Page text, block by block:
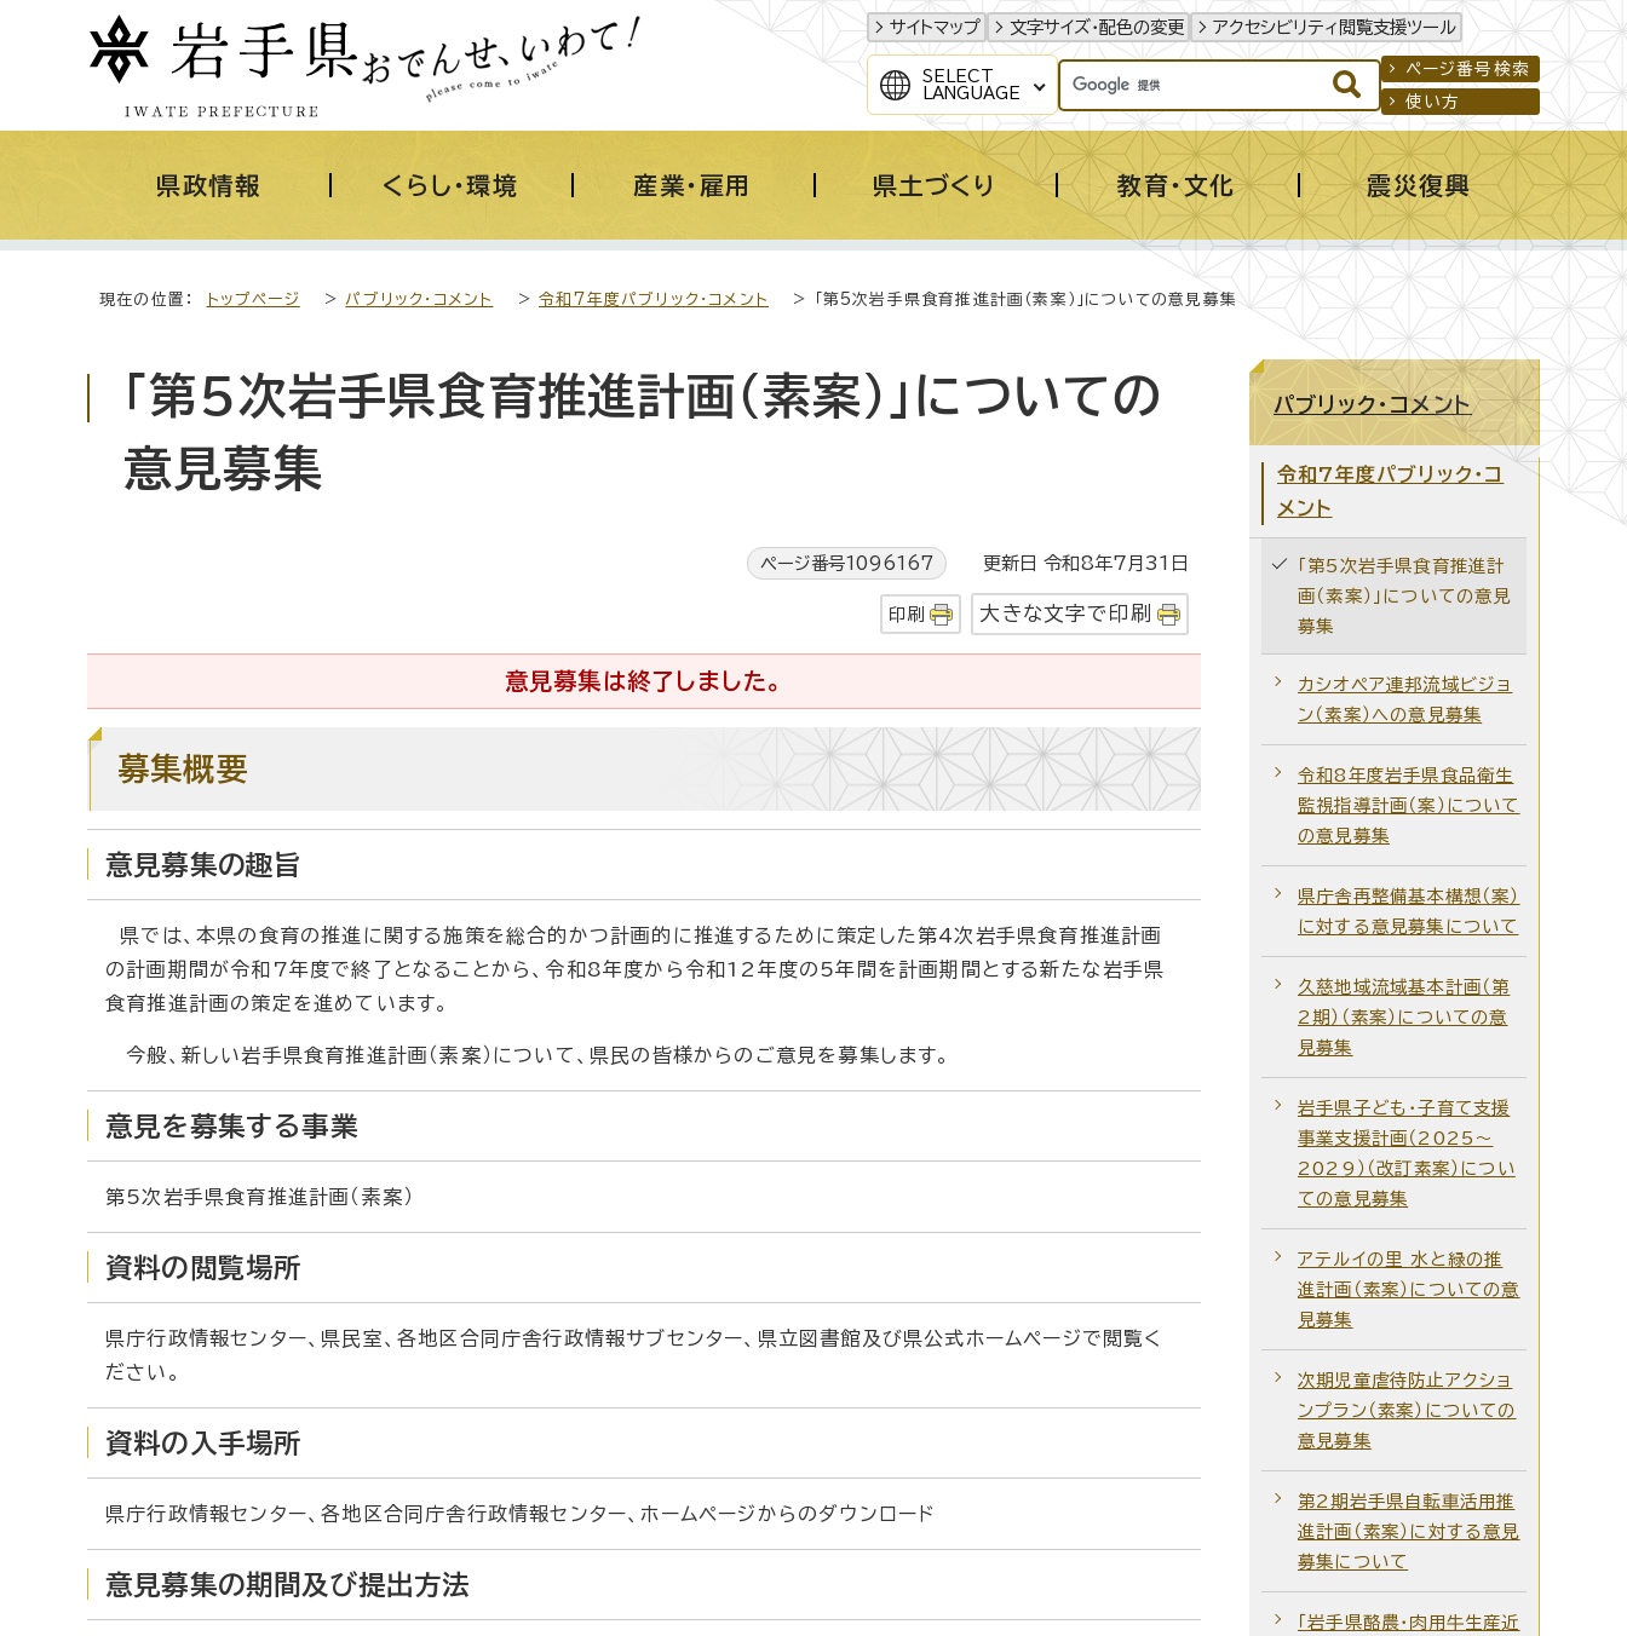
サイトマップ 文字サイズ・配色の変更 アクセシビリティ閲覧支援ツール
SELECT
LANGUAGE
ページ番号検索
使い方
県政情報 くらし・環境 産業・雇用 県土づくり 教育・文化 震災復興
現在の位置： トップページ > パブリック・コメント >令和7年度パブリック・コメント > 「第5次岩手県食育推進計画（素案）」についての意見募集
「第5次岩手県食育推進計画（素案）」についての
意見募集
ページ番号1096167 更新日 令和8年7月31日
印刷 大きな文字で印刷
意見募集は終了しました。
募集概要
意見募集の趣旨
県では、本県の食育の推進に関する施策を総合的かつ計画的に推進するために策定した第4次岩手県食育推進計画
の計画期間が令和7年度で終了となることから、令和8年度から令和12年度の5年間を計画期間とする新たな岩手県
食育推進計画の策定を進めています。
今般、新しい岩手県食育推進計画（素案）について、県民の皆様からのご意見を募集します。
意見を募集する事業
第5次岩手県食育推進計画（素案）
資料の閲覧場所
県庁行政情報センター、県民室、各地区合同庁舎行政情報サブセンター、県立図書館及び県公式ホームページで閲覧く
ださい。
資料の入手場所
県庁行政情報センター、各地区合同庁舎行政情報センター、ホームページからのダウンロード
意見募集の期間及び提出方法
パブリック・コメント
令和7年度パブリック・コ
メント
「第5次岩手県食育推進計
画（素案）」についての意見
募集
カシオペア連邦流域ビジョ
ン（素案）への意見募集
令和8年度岩手県食品衛生
監視指導計画（案）について
の意見募集
県庁舎再整備基本構想（案）
に対する意見募集について
久慈地域流域基本計画（第
2期）（素案）についての意
見募集
岩手県子ども・子育て支援
事業支援計画（2025～
2029）（改訂素案）につい
ての意見募集
アテルイの里 水と緑の推
進計画（素案）についての意
見募集
次期児童虐待防止アクショ
ンプラン（素案）についての
意見募集
第2期岩手県自転車活用推
進計画（素案）に対する意見
募集について
「岩手県酪農・肉用牛生産近